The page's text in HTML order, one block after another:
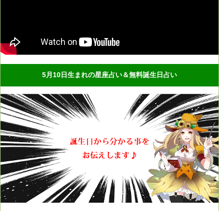
5月10日生まれの星座占い＆無料誕生日占い